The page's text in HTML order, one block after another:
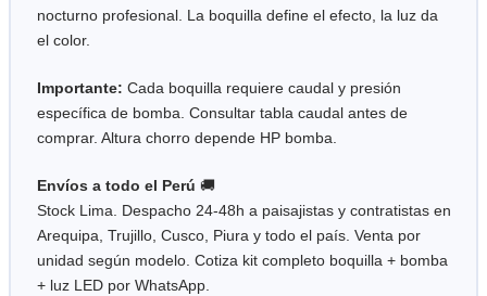
nocturno profesional. La boquilla define el efecto, la luz da
el color.
Importante: Cada boquilla requiere caudal y presión
específica de bomba. Consultar tabla caudal antes de
comprar. Altura chorro depende HP bomba.
Envíos a todo el Perú 🚚
Stock Lima. Despacho 24-48h a paisajistas y contratistas en
Arequipa, Trujillo, Cusco, Piura y todo el país. Venta por
unidad según modelo. Cotiza kit completo boquilla + bomba
+ luz LED por WhatsApp.